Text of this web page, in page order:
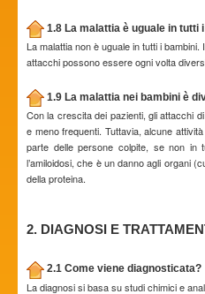
1.8 La malattia è uguale in tutti
La malattia non è uguale in tutti i
attacchi possono essere ogni volta
1.9 La malattia nei bambini è
Con la crescita dei pazienti, gli attacchi
e meno frequenti. Tuttavia, alcune
parte delle persone colpite, se non in
l’amiloidosi, che è un danno agli organi
della proteina.
2. DIAGNOSI E
2.1 Come viene diagnosticata?
La diagnosi si basa su studi chimici e